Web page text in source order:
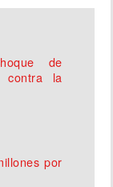
de
contra la
por